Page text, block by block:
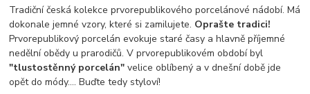
Tradiční česká kolekce prvorepublikového porcelánové nádobí. Má
dokonale jemné vzory, které si zamilujete. Oprašte tradici!
Prvorepublikový porcelán evokuje staré časy a hlavně příjemné
nedělní obědy u prarodičů. V prvorepublikovém období byl
"tlustostěnný porcelán" velice oblíbený a v dnešní době jde
opět do módy.... Buďte tedy styloví!